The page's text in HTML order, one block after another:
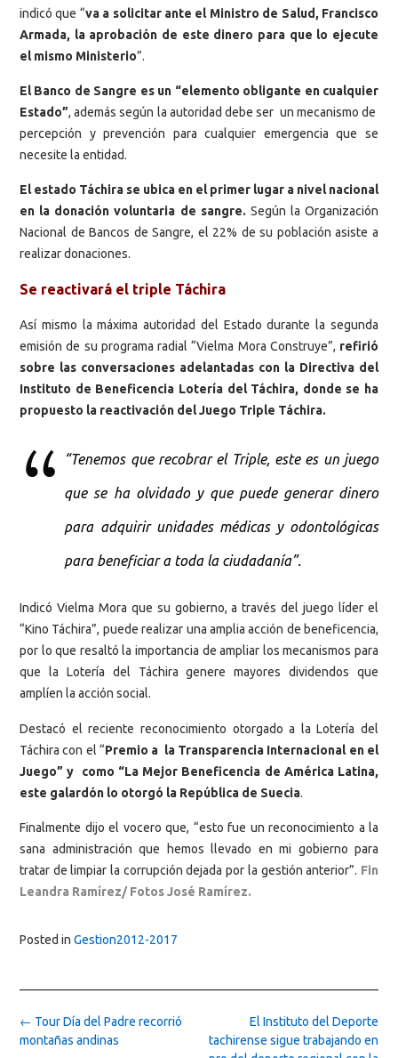
indicó que “va a solicitar ante el Ministro de Salud, Francisco
Armada, la aprobación de este dinero para que lo ejecute
el mismo Ministerio”.
El Banco de Sangre es un “elemento obligante en cualquier
Estado”, además según la autoridad debe ser un mecanismo de
percepción y prevención para cualquier emergencia que se
necesite la entidad.
El estado Táchira se ubica en el primer lugar a nivel nacional
en la donación voluntaria de sangre. Según la Organización
Nacional de Bancos de Sangre, el 22% de su población asiste a
realizar donaciones.
Se reactivará el triple Táchira
Así mismo la máxima autoridad del Estado durante la segunda
emisión de su programa radial “Vielma Mora Construye”, refirió
sobre las conversaciones adelantadas con la Directiva del
Instituto de Beneficencia Lotería del Táchira, donde se ha
propuesto la reactivación del Juego Triple Táchira.
“Tenemos que recobrar el Triple, este es un juego
que se ha olvidado y que puede generar dinero
para adquirir unidades médicas y odontológicas
para beneficiar a toda la ciudadanía”.
Indicó Vielma Mora que su gobierno, a través del juego líder el
“Kino Táchira”, puede realizar una amplia acción de beneficencia,
por lo que resaltó la importancia de ampliar los mecanismos para
que la Lotería del Táchira genere mayores dividendos que
amplíen la acción social.
Destacó el reciente reconocimiento otorgado a la Lotería del
Táchira con el “Premio a la Transparencia Internacional en el
Juego” y como “La Mejor Beneficencia de América Latina,
este galardón lo otorgó la República de Suecia.
Finalmente dijo el vocero que, “esto fue un reconocimiento a la
sana administración que hemos llevado en mi gobierno para
tratar de limpiar la corrupción dejada por la gestión anterior”. Fin
Leandra Ramírez/ Fotos José Ramírez.
Posted in Gestion2012-2017
Post
navigation
El Instituto del Deporte
tachirense sigue trabajando en
← Tour Día del Padre recorrió
montañas andinas